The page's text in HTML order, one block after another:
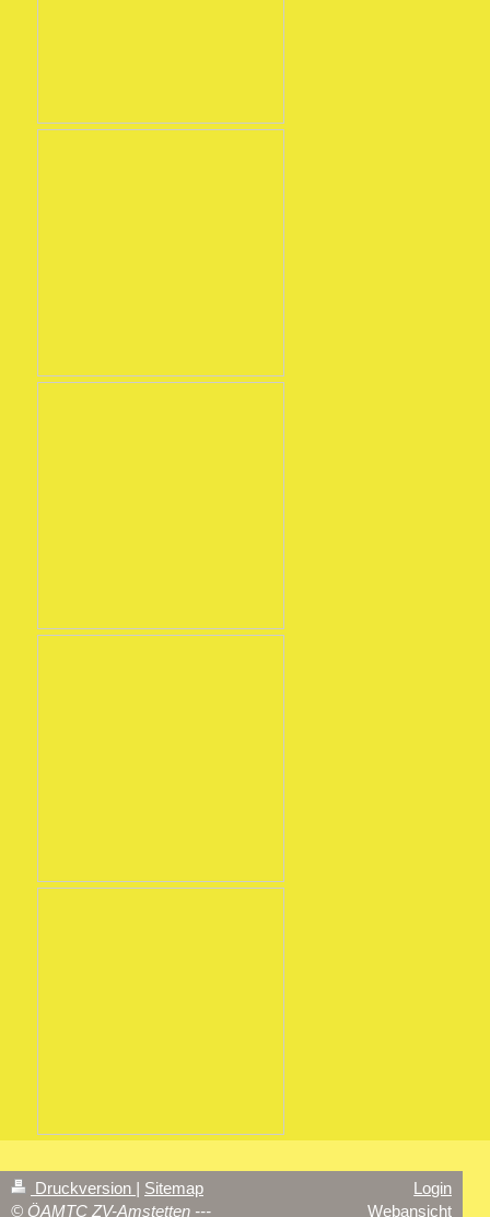
Druckversion | Sitemap
© ÖAMTC ZV-Amstetten ---
Login
Webansicht